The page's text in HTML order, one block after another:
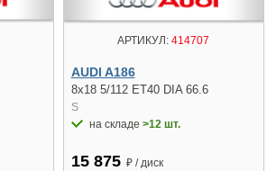
АРТИКУЛ: 414707
AUDI A186
8x18 5/112 ET40 DIA 66.6
S
на складе >12 шт.
15 875 ₽ / диск